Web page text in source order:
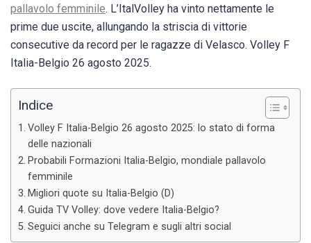
pallavolo femminile. L’ItalVolley ha vinto nettamente le
prime due uscite, allungando la striscia di vittorie
consecutive da record per le ragazze di Velasco. Volley F
Italia-Belgio 26 agosto 2025.
Indice
Volley F Italia-Belgio 26 agosto 2025: lo stato di forma
delle nazionali
Probabili Formazioni Italia-Belgio, mondiale pallavolo
femminile
Migliori quote su Italia-Belgio (D)
Guida TV Volley: dove vedere Italia-Belgio?
Seguici anche su Telegram e sugli altri social